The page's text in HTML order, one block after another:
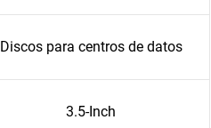
Discos para centros de datos
3.5-Inch